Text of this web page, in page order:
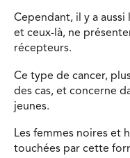
Cependant, il y a
et ceux-là, ne
récepteurs.
Ce type de cancer,
des cas, et concerne
jeunes.
Les femmes noires et
touchées par cette